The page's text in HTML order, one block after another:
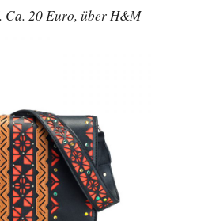
20 Euro, über H&M